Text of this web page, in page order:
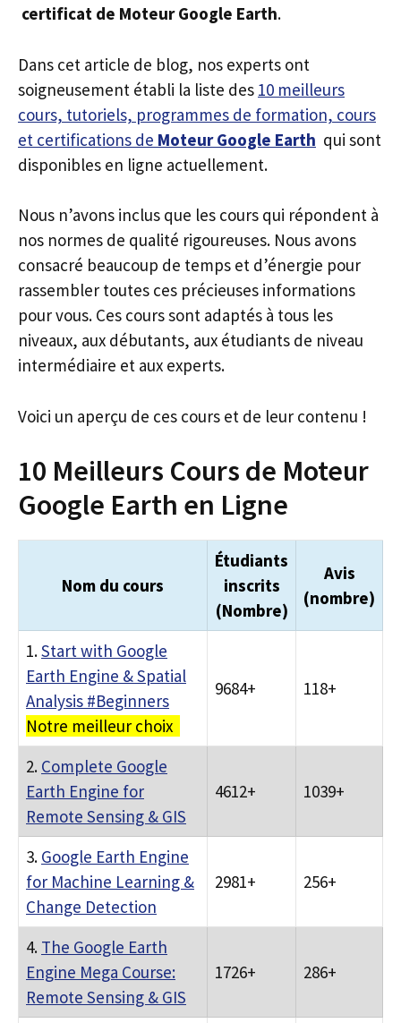
certificat de Moteur Google Earth.
Dans cet article de blog, nos experts ont
soigneusement établi la liste des 10 meilleurs
cours, tutoriels, programmes de formation, cours
et certifications de Moteur Google Earth qui sont
disponibles en ligne actuellement.
Nous n’avons inclus que les cours qui répondent à
nos normes de qualité rigoureuses. Nous avons
consacré beaucoup de temps et d’énergie pour
rassembler toutes ces précieuses informations
pour vous. Ces cours sont adaptés à tous les
niveaux, aux débutants, aux étudiants de niveau
intermédiaire et aux experts.
Voici un aperçu de ces cours et de leur contenu !
10 Meilleurs Cours de Moteur
Google Earth en Ligne
Nom du cours
Étudiants
inscrits
(Nombre)
Avis
(nombre)
1.Start with Google
Earth Engine & Spatial
Analysis #Beginners
Notre meilleur choix
9684+ 118+
2. Complete Google
Earth Engine for
Remote Sensing & GIS
4612+ 1039+
3. Google Earth Engine
for Machine Learning &
Change Detection
2981+ 256+
4. The Google Earth
Engine Mega Course:
Remote Sensing & GIS
1726+ 286+